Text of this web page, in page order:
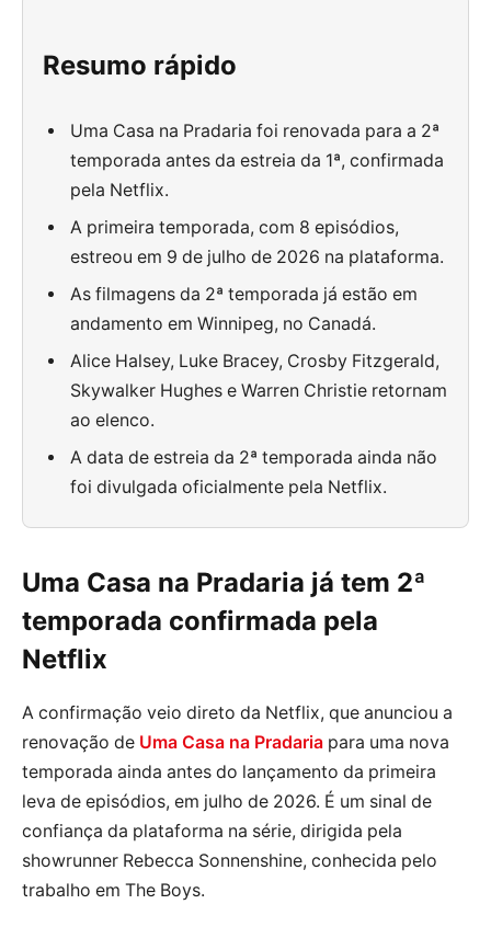
Resumo rápido
Uma Casa na Pradaria foi renovada para a 2ª
temporada antes da estreia da 1ª, confirmada
pela Netflix.
A primeira temporada, com 8 episódios,
estreou em 9 de julho de 2026 na plataforma.
As filmagens da 2ª temporada já estão em
andamento em Winnipeg, no Canadá.
Alice Halsey, Luke Bracey, Crosby Fitzgerald,
Skywalker Hughes e Warren Christie retornam
ao elenco.
A data de estreia da 2ª temporada ainda não
foi divulgada oficialmente pela Netflix.
Uma Casa na Pradaria já tem 2ª
temporada confirmada pela
Netflix
A confirmação veio direto da Netflix, que anunciou a
renovação de Uma Casa na Pradaria para uma nova
temporada ainda antes do lançamento da primeira
leva de episódios, em julho de 2026. É um sinal de
confiança da plataforma na série, dirigida pela
showrunner Rebecca Sonnenshine, conhecida pelo
trabalho em The Boys.